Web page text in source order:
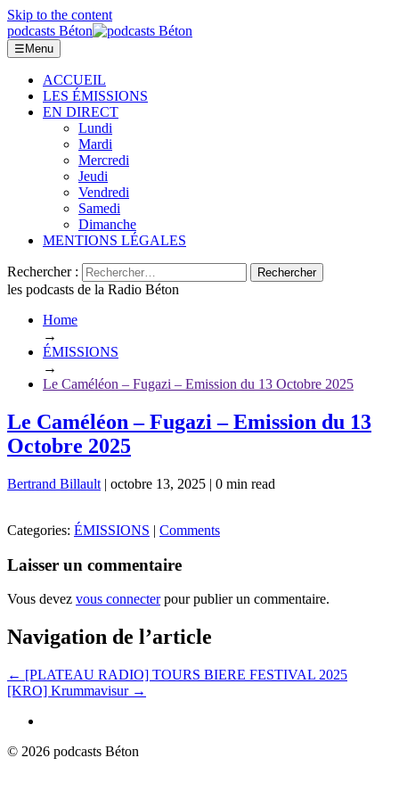
Skip to the content
podcasts Béton
☰ Menu
ACCUEIL
LES ÉMISSIONS
EN DIRECT
Lundi
Mardi
Mercredi
Jeudi
Vendredi
Samedi
Dimanche
MENTIONS LÉGALES
Rechercher :
les podcasts de la Radio Béton
Home
→
ÉMISSIONS
→
Le Caméléon – Fugazi – Emission du 13 Octobre 2025
Le Caméléon – Fugazi – Emission du 13
Octobre 2025
Bertrand Billault | octobre 13, 2025 | 0 min read
Categories: ÉMISSIONS | Comments
Laisser un commentaire
Vous devez vous connecterpour publier un commentaire.
Navigation de l’article
← [PLATEAU RADIO] TOURS BIERE FESTIVAL 2025
[KRO] Krummavisur →
© 2026 podcasts Béton